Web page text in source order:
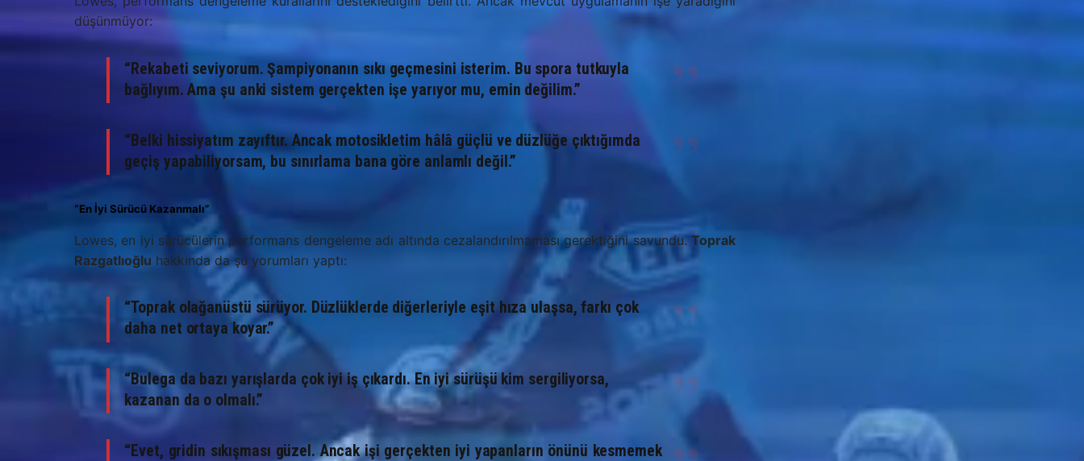
düşünmüyor:
“Rekabeti seviyorum. Şampiyonanın sıkı geçmesini isterim. Bu spora tutkuyla
bağlıyım. Ama şu anki sistem gerçekten işe yarıyor mu, emin değilim.”
“Belki hissiyatım zayıftır. Ancak motosikletim hâlâ güçlü ve düzlüğe çıktığımda
geçiş yapabiliyorsam, bu sınırlama bana göre anlamlı değil.”
“En İyi Sürücü Kazanmalı”
Lowes, en iyi sürücülerin performans dengeleme adı altında cezalandırılmaması gerektiğini savundu. Toprak
Razgatlıoğlu hakkında da şu yorumları yaptı:
“Toprak olağanüstü sürüyor. Düzlüklerde diğerleriyle eşit hıza ulaşsa, farkı çok
daha net ortaya koyar.”
“Bulega da bazı yarışlarda çok iyi iş çıkardı. En iyi sürüşü kim sergiliyorsa,
kazanan da o olmalı.”
“Evet, gridin sıkışması güzel. Ancak işi gerçekten iyi yapanların önünü kesmemek